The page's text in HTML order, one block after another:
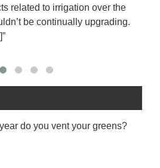
related to irrigation over the
be continually upgrading.
do you vent your greens?